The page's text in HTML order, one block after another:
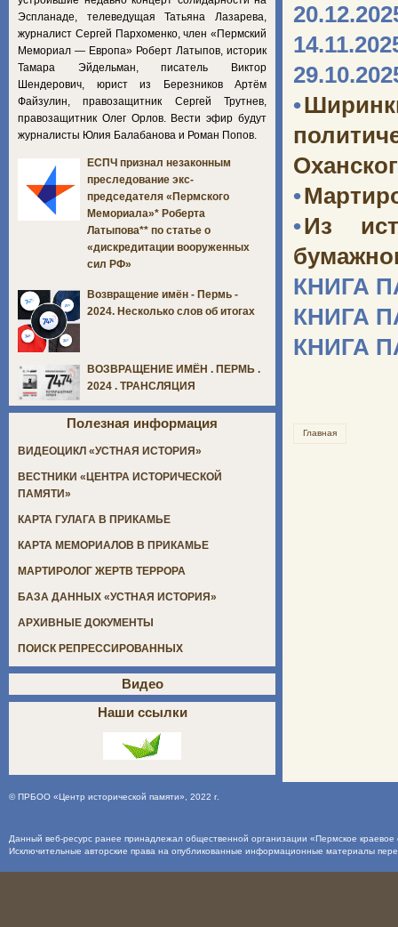
•
•
•Из
КНИГА
КНИГА
КНИГА
Главная
Эспланаде, телеведущая Татьяна Лазарева,
журналист Сергей Пархоменко, член «Пермский
Мемориал — Европа» Роберт Латыпов, историк
Тамара Эйдельман, писатель Виктор
Шендерович, юрист из Березников Артём
Файзулин, правозащитник Сергей Трутнев,
правозащитник Олег Орлов. Вести эфир будут
журналисты Юлия Балабанова и Роман Попов.
ЕСПЧ признал незаконным
преследование экс-
председателя «Пермского
Мемориала»* Роберта
Латыпова** по статье о
«дискредитации вооруженных
сил РФ»
Возвращение имён - Пермь -
2024. Несколько слов об итогах
ВОЗВРАЩЕНИЕ ИМЁН . ПЕРМЬ .
2024 . ТРАНСЛЯЦИЯ
Полезная информация
ВИДЕОЦИКЛ «УСТНАЯ ИСТОРИЯ»
ВЕСТНИКИ «ЦЕНТРА ИСТОРИЧЕСКОЙ
ПАМЯТИ»
КАРТА ГУЛАГА В ПРИКАМЬЕ
КАРТА МЕМОРИАЛОВ В ПРИКАМЬЕ
МАРТИРОЛОГ ЖЕРТВ ТЕРРОРА
БАЗА ДАННЫХ «УСТНАЯ ИСТОРИЯ»
АРХИВНЫЕ ДОКУМЕНТЫ
ПОИСК РЕПРЕССИРОВАННЫХ
Видео
Наши ссылки
©ПРБОО «Центр исторической памяти», 2022 г.
Данный веб-ресурс ранее принадлежал общественной организации «Пермское
Исключительные авторские права на опубликованные информационные материалы